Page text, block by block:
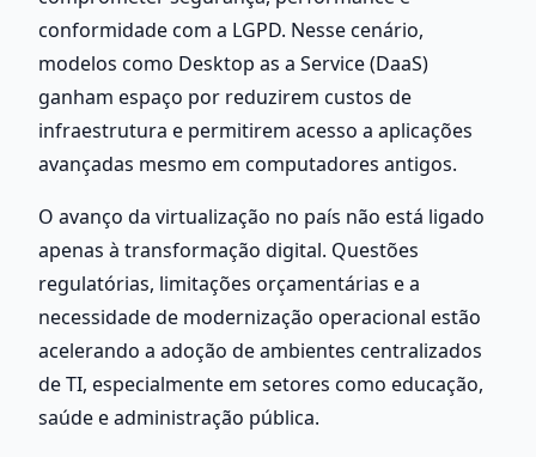
conformidade com a LGPD. Nesse cenário,
modelos como Desktop as a Service (DaaS)
ganham espaço por reduzirem custos de
infraestrutura e permitirem acesso a aplicações
avançadas mesmo em computadores antigos.
O avanço da virtualização no país não está ligado
apenas à transformação digital. Questões
regulatórias, limitações orçamentárias e a
necessidade de modernização operacional estão
acelerando a adoção de ambientes centralizados
de TI, especialmente em setores como educação,
saúde e administração pública.